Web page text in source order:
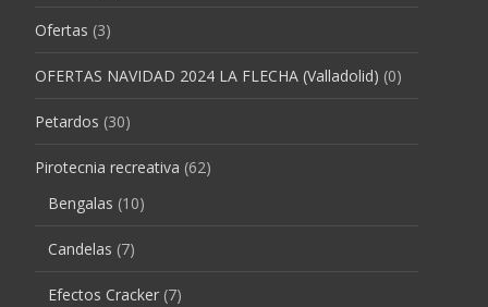
Ofertas (3)
OFERTAS NAVIDAD 2024 LA FLECHA (Valladolid) (0)
Petardos (30)
Pirotecnia recreativa (62)
Bengalas (10)
Candelas (7)
Efectos Cracker (7)